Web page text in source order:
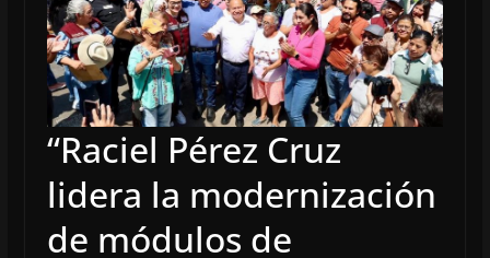
“Raciel Pérez Cruz
lidera la modernización
de módulos de